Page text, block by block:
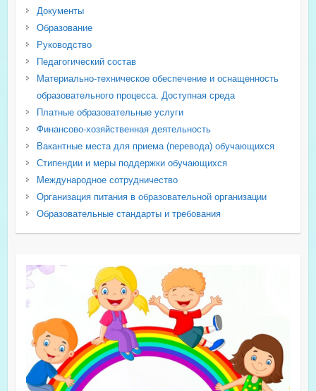
Документы
Образование
Руководство
Педагогический состав
Материально-техническое обеспечение и оснащенность
образовательного процесса. Доступная среда
Платные образовательные услуги
Финансово-хозяйственная деятельность
Вакантные места для приема (перевода) обучающихся
Стипендии и меры поддержки обучающихся
Международное сотрудничество
Организация питания в образовательной организации
Образовательные стандарты и требования